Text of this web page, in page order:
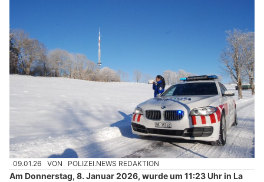
09.01.26 VON POLIZEI.NEWS REDAKTION
Am Donnerstag, 8. Januar 2026, wurde um 11:23 Uhr in La